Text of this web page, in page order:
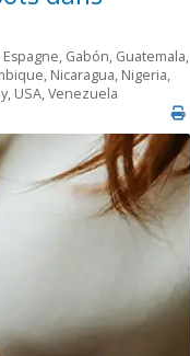
Espagne, Gabón, Guatemala,
, Nicaragua, Nigeria,
, USA,Venezuela